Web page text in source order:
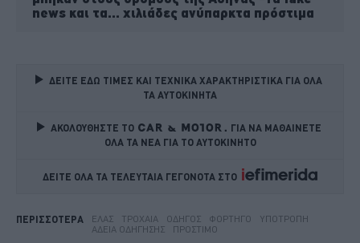
news και τα... χιλιάδες ανύπαρκτα πρόστιμα
ΔΕΙΤΕ ΕΔΩ ΤΙΜΕΣ ΚΑΙ ΤΕΧΝΙΚΑ ΧΑΡΑΚΤΗΡΙΣΤΙΚΑ ΓΙΑ ΟΛΑ
ΤΑ ΑΥΤΟΚΙΝΗΤΑ
ΑΚΟΛΟΥΘΗΣΤΕ ΤΟ
ΓΙΑ ΝΑ ΜΑΘΑΙΝΕΤΕ
ΟΛΑ ΤΑ ΝΕΑ ΓΙΑ ΤΟ ΑΥΤΟΚΙΝΗΤΟ
ΔΕΙΤΕ ΟΛΑ ΤΑ ΤΕΛΕΥΤΑΙΑ ΓΕΓΟΝΟΤΑ ΣΤΟ
ΠΕΡΙΣΣΟΤΕΡΑ ΕΛΑΣ ΤΡΟΧΑΊΑ ΟΔΗΓΌΣ ΦΟΡΤΗΓΌ
ΥΠΟΤΡΟΠΉ
ΆΔΕΙΑ ΟΔΉΓΗΣΗΣ
ΠΡΌΣΤΙΜΟ